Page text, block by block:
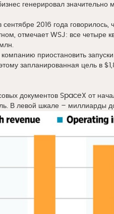
генерировал значительно
2016 года
отмечает WSJ: все четыре
компанию приостановить
запланированная цель в
документов SpaceX от
В левой шкале – миллиарды